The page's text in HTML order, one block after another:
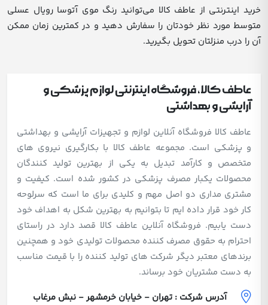
خرید اینترنتی از عاطف کالا می‌توانید رنگ موی آتوسا رویال عسلی
متوسط مورد نظر خودتان را سفارش دهید و در کمترین زمان ممکن
آن را درب منزلتان تحویل بگیرید.
عاطف کالا، فروشگاه اینترنتی لوازم پزشکی و
آرایشی و بهداشتی
عاطف کالا فروشگاه آنلاین لوازم و تجهیزات آرایشی و بهداشتی
و پزشکی است. مجموعه عاطف کالا با بکارگیری نیروی های
متخصص و کارآمد تبدیل به یکی از بهترین تولید کنندگان
محصولات یکبار مصرف پزشکی در کشور شده است. کیفیت و
مشتری مداری دو اصل مهم و کلیدی برای ما است که سرلوحه
کار خود قرار داده ایم تا بتوانیم به بهترین شکل به اهداف خود
دست یابیم. فروشگاه آنلاین عاطف کالا قصد دارد در راستای
احترام به حقوق مصرف کننده محصولات تولیدی خود و همچنین
برندهای معتبر دیگر شرکت های تولید کننده را با قیمت مناسب
به دست مشتریان خود برساند.
آدرس شرکت : تهران - خیابان خرمشهر - نبش مرغاب